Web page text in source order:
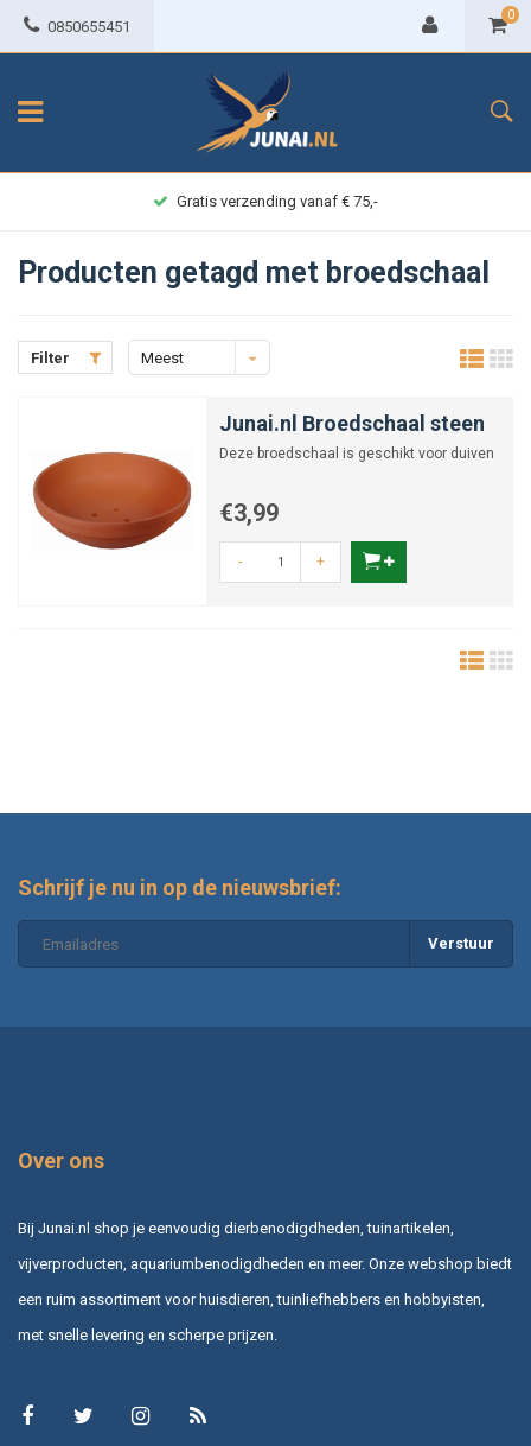
0850655451
0
Gratis verzending vanaf € 75,-
Producten getagd met broedschaal
Filter
Meest
Junai.nl Broedschaal steen
Deze broedschaal is geschikt voor duiven
€3,99
- +
Schrijf je nu in op de nieuwsbrief:
Verstuur
Over ons
Bij Junai.nl shop je eenvoudig dierbenodigdheden, tuinartikelen,
vijverproducten, aquariumbenodigdheden en meer. Onze webshop biedt
een ruim assortiment voor huisdieren, tuinliefhebbers en hobbyisten,
met snelle levering en scherpe prijzen.